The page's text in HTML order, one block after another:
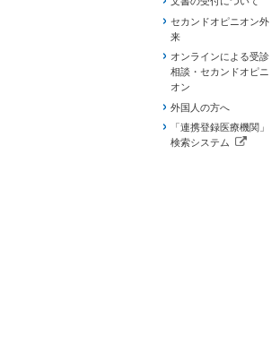
セカンドオピニオン外
来
オンラインによる受診
相談・セカンドオピニ
オン
外国人の方へ
「連携登録医療機関」
検索システム